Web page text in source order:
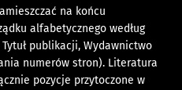
na końcu
alfa­betycznego według
publikacji, Wydawnictwo
numerów stron). Literatura
pozycje przytoczone w